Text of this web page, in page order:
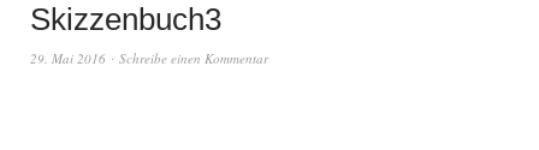
Skizzenbuch3
29. Mai 2016 Schreibe einen Kommentar